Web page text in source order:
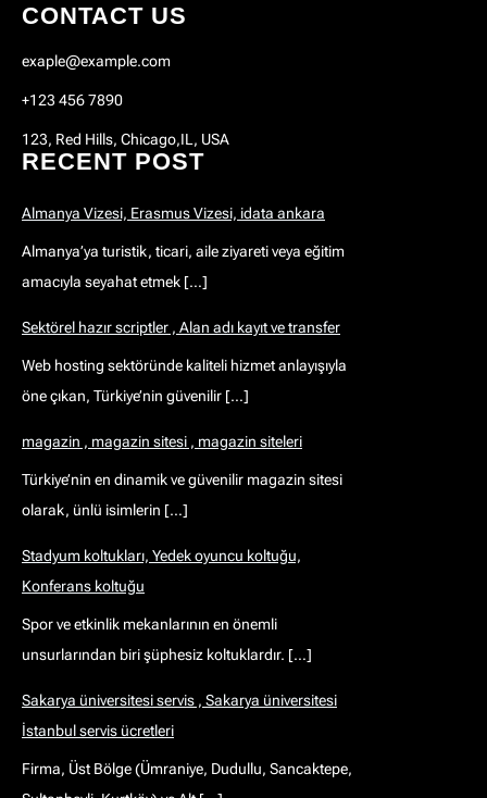
CONTACT US
exaple@example.com
+123 456 7890
123, Red Hills, Chicago,IL, USA
RECENT POST
Almanya Vizesi, Erasmus Vizesi, idata ankara
Almanya’ya turistik, ticari, aile ziyareti veya eğitim
amacıyla seyahat etmek […]
Sektörel hazır scriptler , Alan adı kayıt ve transfer
Web hosting sektöründe kaliteli hizmet anlayışıyla
öne çıkan, Türkiye’nin güvenilir […]
magazin , magazin sitesi , magazin siteleri
Türkiye’nin en dinamik ve güvenilir magazin sitesi
olarak, ünlü isimlerin […]
Stadyum koltukları, Yedek oyuncu koltuğu,
Konferans koltuğu
Spor ve etkinlik mekanlarının en önemli
unsurlarından biri şüphesiz koltuklardır. […]
Sakarya üniversitesi servis , Sakarya üniversitesi
İstanbul servis ücretleri
Firma, Üst Bölge (Ümraniye, Dudullu, Sancaktepe,